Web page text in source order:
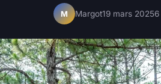
M Margot19 mars 20256